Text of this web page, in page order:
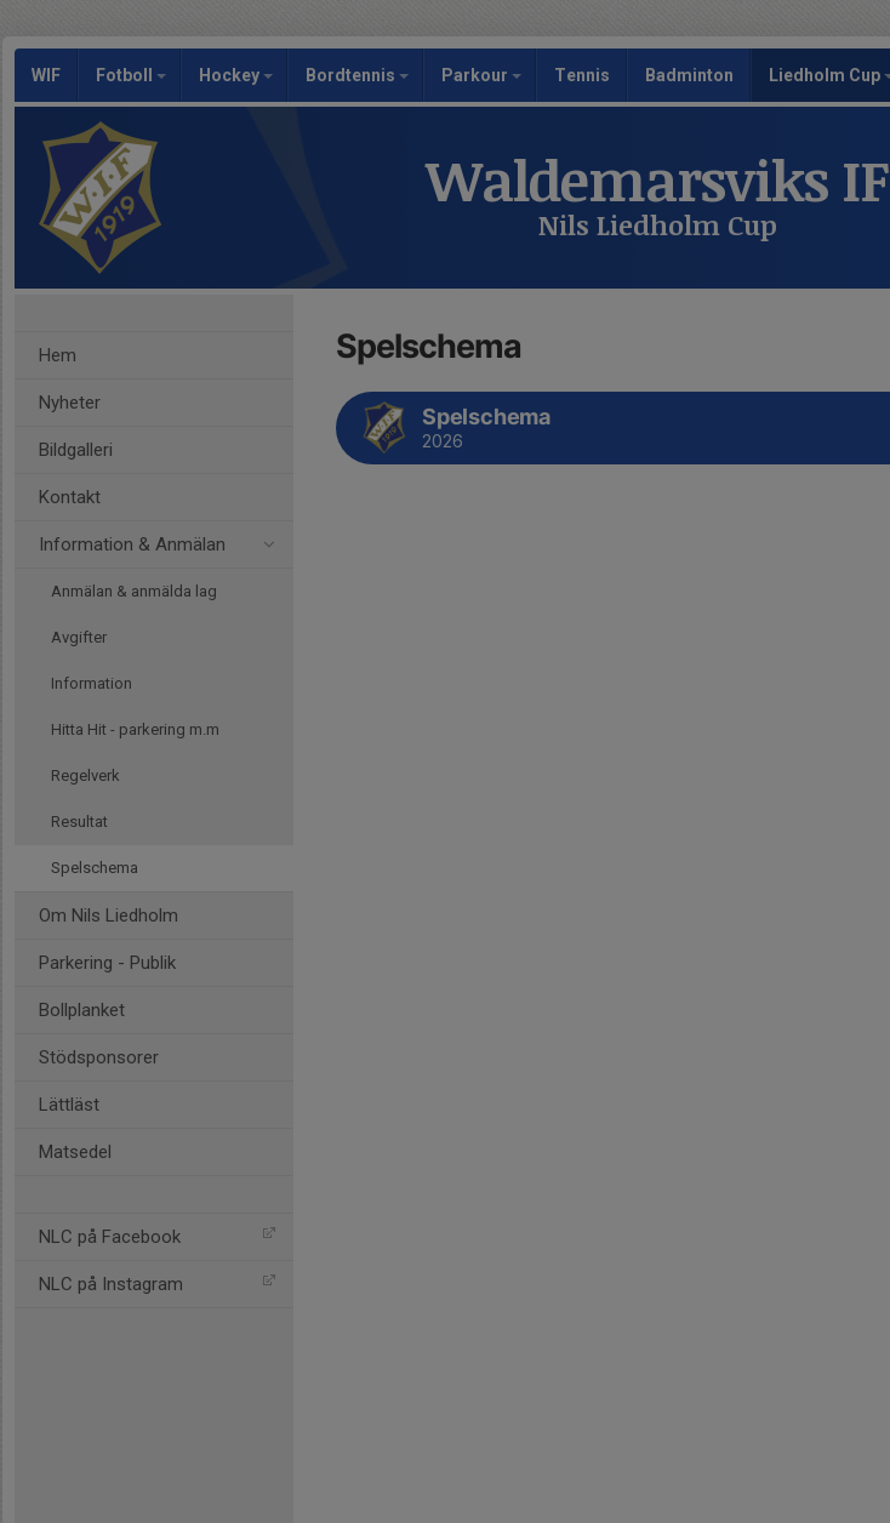
WIF Fotboll Hockey Bordtennis Parkour Tennis Badminton Liedholm Cup
Waldemarsviks IF
Nils Liedholm Cup
Hem
Nyheter
Bildgalleri
Kontakt
Information & Anmälan
Anmälan & anmälda lag
Avgifter
Information
Hitta Hit - parkering m.m
Regelverk
Resultat
Spelschema
Om Nils Liedholm
Parkering - Publik
Bollplanket
Stödsponsorer
Lättläst
Matsedel
NLC på Facebook
NLC på Instagram
Spelschema
Spelschema
2026